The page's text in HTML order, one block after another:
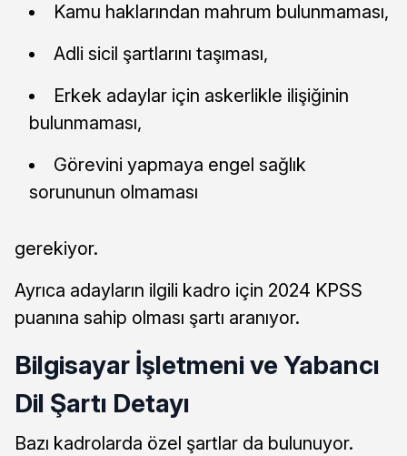
Kamu haklarından mahrum bulunmaması,
Adli sicil şartlarını taşıması,
Erkek adaylar için askerlikle ilişiğinin
bulunmaması,
Görevini yapmaya engel sağlık
sorununun olmaması
gerekiyor.
Ayrıca adayların ilgili kadro için 2024 KPSS
puanına sahip olması şartı aranıyor.
Bilgisayar İşletmeni ve Yabancı
Dil Şartı Detayı
Bazı kadrolarda özel şartlar da bulunuyor.